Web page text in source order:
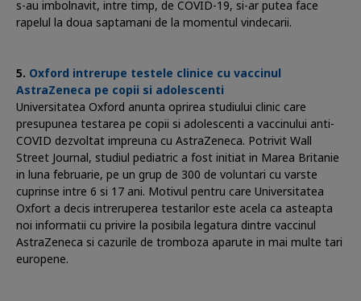
s-au imbolnavit, intre timp, de COVID-19, si-ar putea face
rapelul la doua saptamani de la momentul vindecarii.
Oxford intrerupe testele clinice cu vaccinul
AstraZeneca pe copii si adolescenti
Universitatea Oxford anunta oprirea studiului clinic care
presupunea testarea pe copii si adolescenti a vaccinului anti-
COVID dezvoltat impreuna cu AstraZeneca. Potrivit Wall
Street Journal, studiul pediatric a fost initiat in Marea Britanie
in luna februarie, pe un grup de 300 de voluntari cu varste
cuprinse intre 6 si 17 ani. Motivul pentru care Universitatea
Oxfort a decis intreruperea testarilor este acela ca asteapta
noi informatii cu privire la posibila legatura dintre vaccinul
AstraZeneca si cazurile de tromboza aparute in mai multe tari
europene.